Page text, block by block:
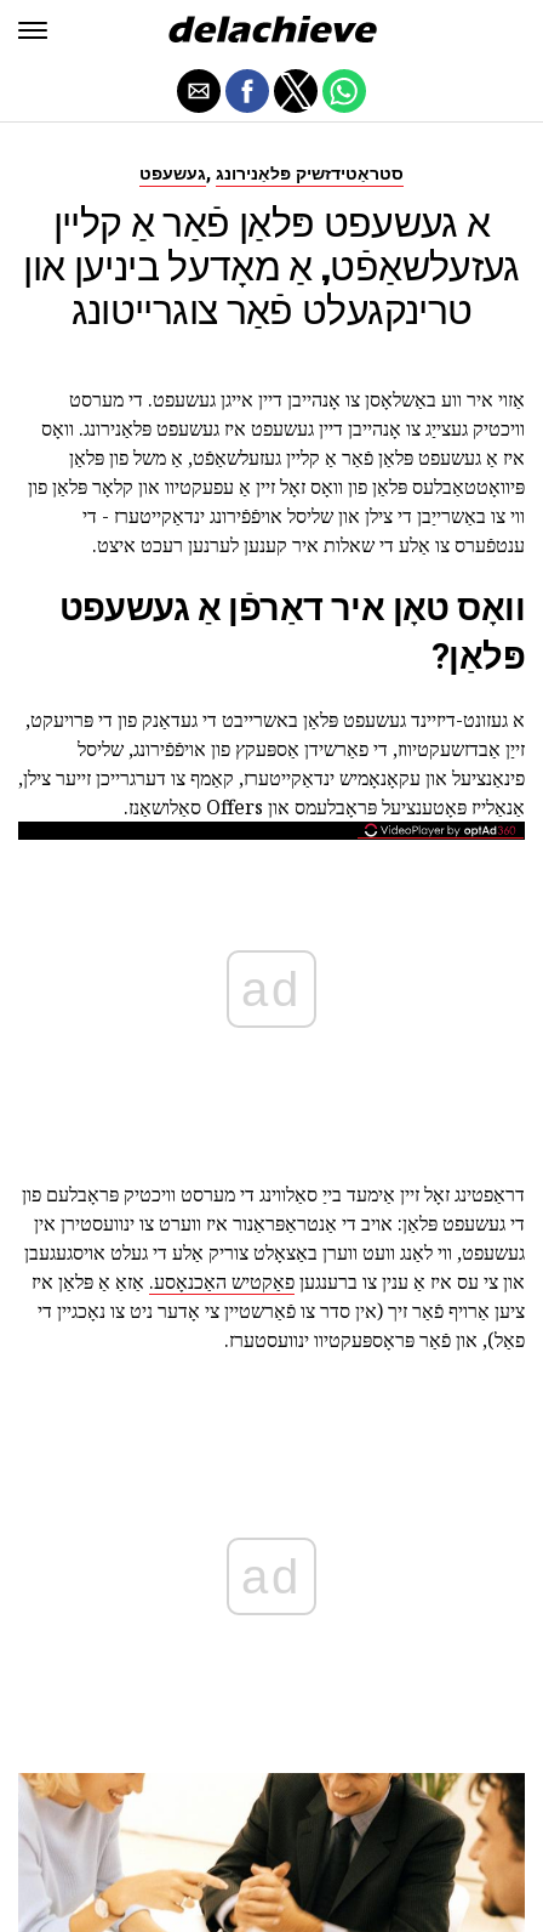
געשעפט, סטראַטידזשיק פּלאַנירונג
א געשעפט פּלאַן פֿאַר אַ קליין
געזעלשאַפֿט, אַ מאָדעל ביניען און
טרינקגעלט פֿאַר צוגרייטונג
אַזוי איר ווע באַשלאָסן צו אָנהייבן דיין אייגן געשעפט. די מערסט
וויכטיק געצייַג צו אָנהייבן דיין געשעפט איז געשעפט פּלאַנירונג. וואָס
איז אַ געשעפט פּלאַן פֿאַר אַ קליין געזעלשאַפֿט, אַ משל פון פּלאַן
פּיוואָטטאַבלעס פּלאַן פון וואָס זאָל זיין אַ עפעקטיוו און קלאָר פּלאַן פון
ווי צו באַשרייַבן די צילן און שליסל אויפֿפֿירונג ינדאַקייטערז - די
ענטפֿערס צו אַלע די שאלות איר קענען לערנען רעכט איצט.
וואָס טאָן איר דאַרפֿן אַ געשעפט
פּלאַן?
א געזונט-דיזיינד געשעפט פּלאַן באשרייבט די געדאַנק פון די פּרויעקט,
זייַן אַבדזשעקטיווז, די פאַרשידן אַספּעקץ פון אויפֿפֿירונג, שליסל
פינאַנציעל און עקאָנאָמיש ינדאַקייטערז, קאַמף צו דערגרייכן זייער צילן,
אַנאַלייז פּאָטענציעל פּראָבלעמס און Offers סאַלושאַנז.
ad
דראַפטינג זאָל זיין אַימעד בייַ סאַלווינג די מערסט וויכטיק פּראָבלעם פון
די געשעפט פּלאַן: אויב די אַנטראַפּראַנור איז ווערט צו ינוועסטירן אין
געשעפט, ווי לאַנג וועט ווערן באַצאָלט צוריק אַלע די געלט אויסגעגעבן
און צי עס איז אַ ענין צו ברענגעןפאַקטיש האַכנאָסע. אַזאַ אַ פּלאַן איז
ציען אַרויף פֿאַר זיך (אין סדר צו פֿאַרשטיין צי אָדער ניט צו נאָכגיין די
פאַל), און פֿאַר פּראָספּעקטיוו ינוועסטערז.
ad